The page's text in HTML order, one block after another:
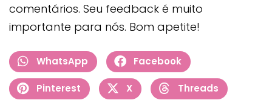
comentários. Seu feedback é muito
importante para nós. Bom apetite!
WhatsApp Facebook
Pinterest X Threads